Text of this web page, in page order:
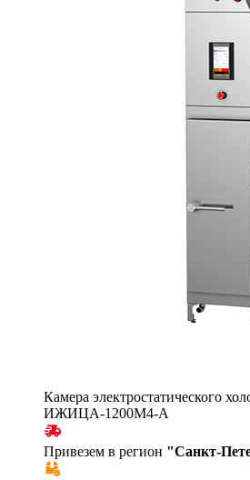
Камера электростатического
ИЖИЦА-1200М4-А
Привезем в регион "Санкт-